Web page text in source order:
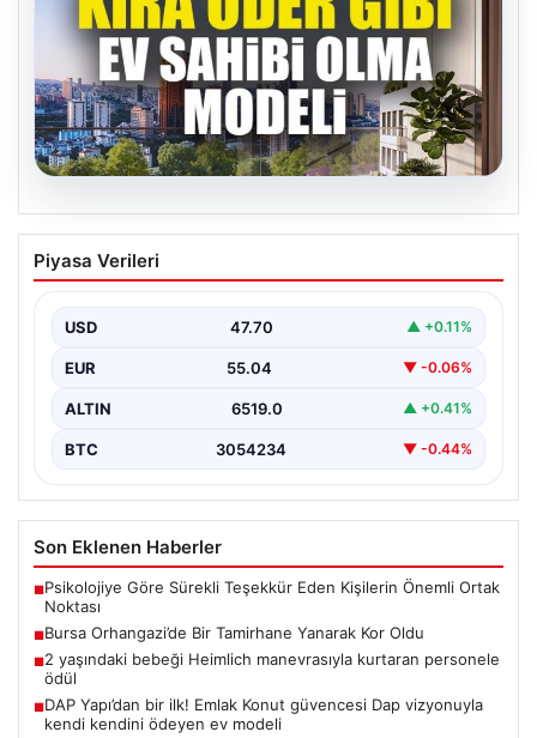
DAP Yapı’dan bir ilk! Emlak Konut
güvencesi Dap vizyonuyla kendi
Piyasa Verileri
USD 47.70 ▲ +0.11%
EUR 55.04 ▼ -0.06%
ALTIN 6519.0 ▲ +0.41%
BTC 3054234 ▼ -0.44%
Son Eklenen Haberler
■Psikolojiye Göre Sürekli Teşekkür Eden Kişilerin Önemli Ortak
Noktası
■Bursa Orhangazi’de Bir Tamirhane Yanarak Kor Oldu
■2 yaşındaki bebeği Heimlich manevrasıyla kurtaran personele
ödül
■DAP Yapı’dan bir ilk! Emlak Konut güvencesi Dap vizyonuyla
kendi kendini ödeyen ev modeli